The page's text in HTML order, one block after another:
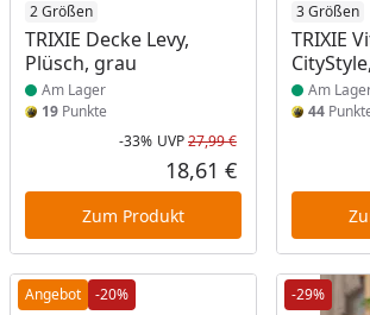
2 Größen
TRIXIE Decke Levy,
Plüsch, grau
Produkt am Lager
Am Lager
19 Punkte
Rabatt in
-33%
Ursprünglicher
UVP27,99 €
Aktueller Preis
18,61 €
Zum Produkt
3 Größen
TRIXIE
Produkt
Am
44
Angebot -20% -29%